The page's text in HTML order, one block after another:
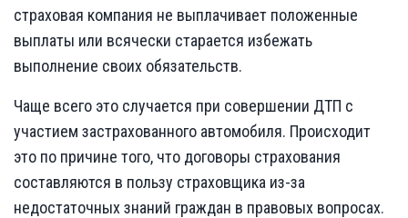
страховая компания не выплачивает положенные
выплаты или всячески старается избежать
выполнение своих обязательств.
Чаще всего это случается при совершении ДТП с
участием застрахованного автомобиля. Происходит
это по причине того, что договоры страхования
составляются в пользу страховщика из-за
недостаточных знаний граждан в правовых вопросах.